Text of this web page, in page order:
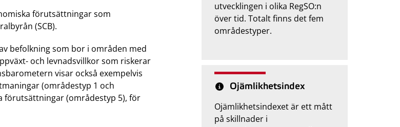
förutsättningar som
(SCB).
befolkning som bor i områden med
och levnadsvillkor som riskerar
visar också exempelvis
(områdestyp 1 och
förutsättningar (områdestyp 5), för
utvecklingen i olika RegSO:n
över tid. Totalt finns det fem
områdestyper.
Ojämlikhetsindex
Ojämlikhetsindexet är ett mått
på skillnader i